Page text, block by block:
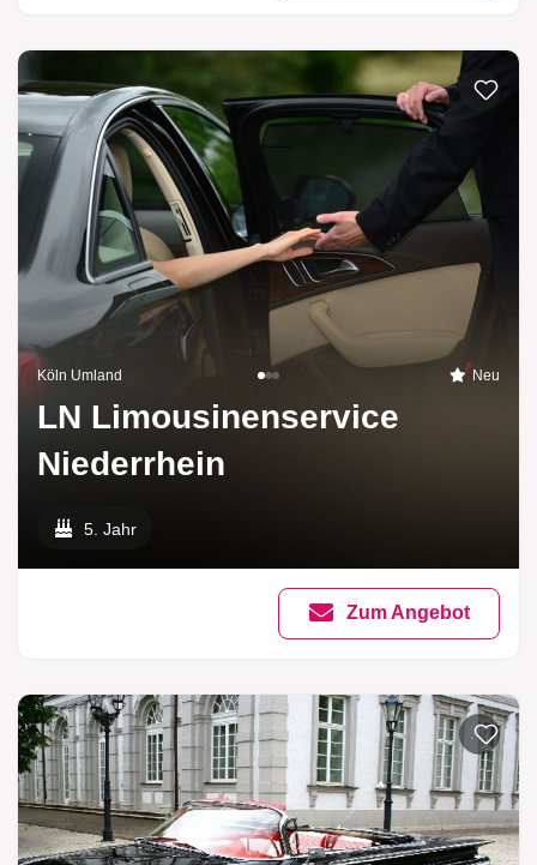
Köln Umland Neu
LN Limousinenservice
Niederrhein
5. Jahr
Zum Angebot
Zur